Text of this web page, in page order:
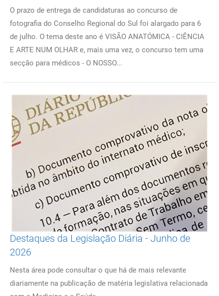
O prazo de entrega de candidaturas ao concurso de
fotografia do Conselho Regional do Sul foi alargado para 6
de julho. O tema deste ano é VISÃO ANATÓMICA - CIÊNCIA
E ARTE NUM OLHAR e, mais uma vez, o concurso tem uma
secção para médicos - O NOSSO...
Destaques da Legislação Diária - Junho de
2026
Nesta área pode consultar o que há de mais relevante
diariamente na publicação de matéria legislativa relacionada